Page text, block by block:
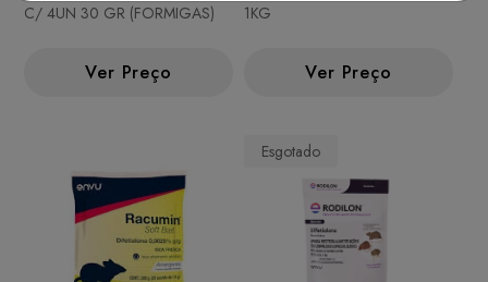
C/ 4UN 30 GR (FORMIGAS)
Ver Preço
1KG
Ver Preço
Esgotado